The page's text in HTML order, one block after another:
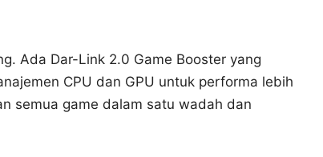
Ada Dar-Link 2.0 Game Booster yang
CPU dan GPU untuk performa lebih
semua game dalam satu wadah dan